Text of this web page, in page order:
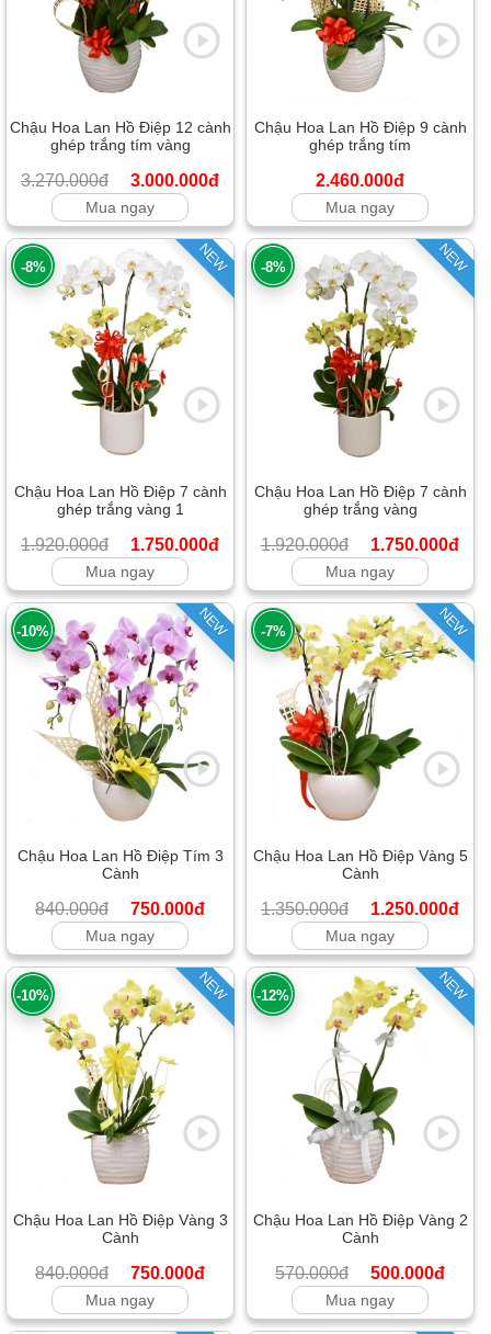
Chậu Hoa Lan Hồ Điệp 12 cành
ghép trắng tím vàng
3.270.000đ 3.000.000đ
Mua ngay
Chậu Hoa Lan Hồ Điệp 9 cành
ghép trắng tím
2.460.000đ
Mua ngay
NEW
-8%
Chậu Hoa Lan Hồ Điệp 7 cành
ghép trắng vàng 1
1.920.000đ 1.750.000đ
Mua ngay
NEW
-8%
Chậu Hoa Lan Hồ Điệp 7 cành
ghép trắng vàng
1.920.000đ 1.750.000đ
Mua ngay
NEW
-10%
Chậu Hoa Lan Hồ Điệp Tím 3
Cành
840.000đ 750.000đ
Mua ngay
NEW
-7%
Chậu Hoa Lan Hồ Điệp Vàng 5
Cành
1.350.000đ 1.250.000đ
Mua ngay
NEW
-10%
Chậu Hoa Lan Hồ Điệp Vàng 3
Cành
840.000đ 750.000đ
Mua ngay
NEW
-12%
Chậu Hoa Lan Hồ Điệp Vàng 2
Cành
570.000đ 500.000đ
Mua ngay